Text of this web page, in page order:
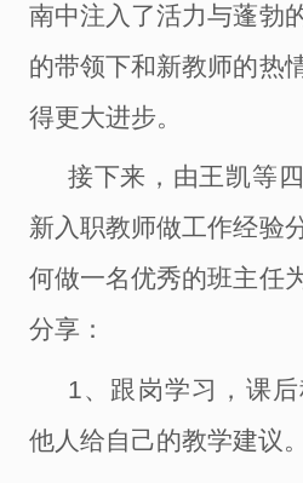
南中注入了活力与蓬勃
的带领下和新教师的热
得更大进步。
接下来 ， 由王凯等
新入职教师做工作经验
何做一名优秀的班主任
分享：
1、 跟岗学习，课
他人给自己的教学建议。